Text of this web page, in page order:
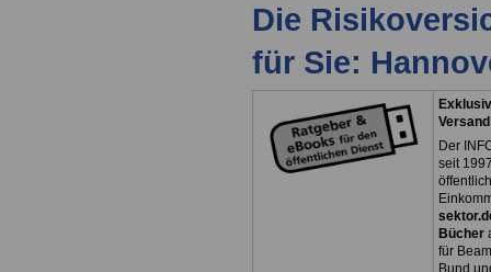
Die
für Sie:
Der
seit
Bücher
für